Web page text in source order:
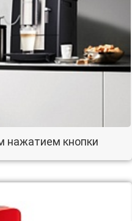
нажатием кнопки